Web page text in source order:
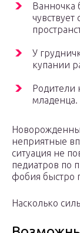
Ванночка
чувствует
У
купании
Родители
неприятные
ситуация не
педиатров по
фобия быстро
Насколько